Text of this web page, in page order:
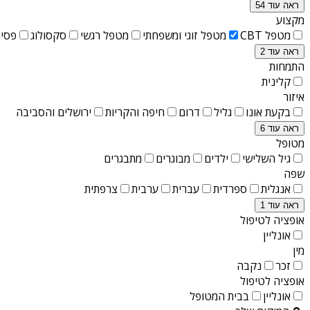
ראה עוד 54
מקצוע
מטפל CBT
מטפל זוגי ומשפחתי מטפל רגשי סקסולוג
ראה עוד 2
התמחות
קלינית
איזור
בקעת אונו
גליל דרום חיפה והקריות ירושלים והסביבה
ראה עוד 6
מטופל
גיל השלישי
ילדים מבוגרים
מתבגרים
שפה
אנגלית
ספרדית עברית ערבית צרפתית
ראה עוד 1
אופציה לטיפול
אונליין
מין
זכר
נקבה
אופציה לטיפול
אונליין
בבית המטופל